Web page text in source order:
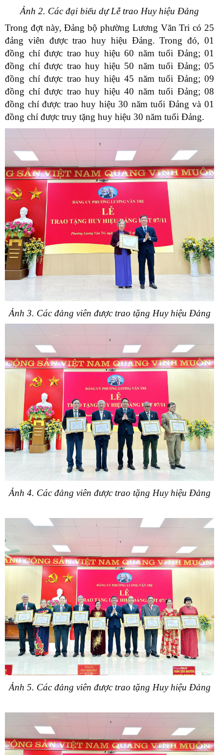
Ảnh 2. Các đại biểu dự Lễ trao Huy hiệu Đảng
Trong đợt này, Đảng bộ phường Lương Văn Tri có 25
đảng viên được trao huy hiệu Đảng. Trong đó, 01
đồng chí được trao huy hiệu 60 năm tuổi Đảng; 01
đồng chí được trao huy hiệu 50 năm tuổi Đảng; 05
đồng chí được trao huy hiệu 45 năm tuổi Đảng; 09
đồng chí được trao huy hiệu 40 năm tuổi Đảng; 08
đồng chí được trao huy hiệu 30 năm tuổi Đảng và 01
đồng chí được truy tặng huy hiệu 30 năm tuổi Đảng.
Ảnh 3. Các đảng viên được trao tặng Huy hiệu Đảng
Ảnh 4. Các đảng viên được trao tặng Huy hiệu Đảng
Ảnh 5. Các đảng viên được trao tặng Huy hiệu Đảng